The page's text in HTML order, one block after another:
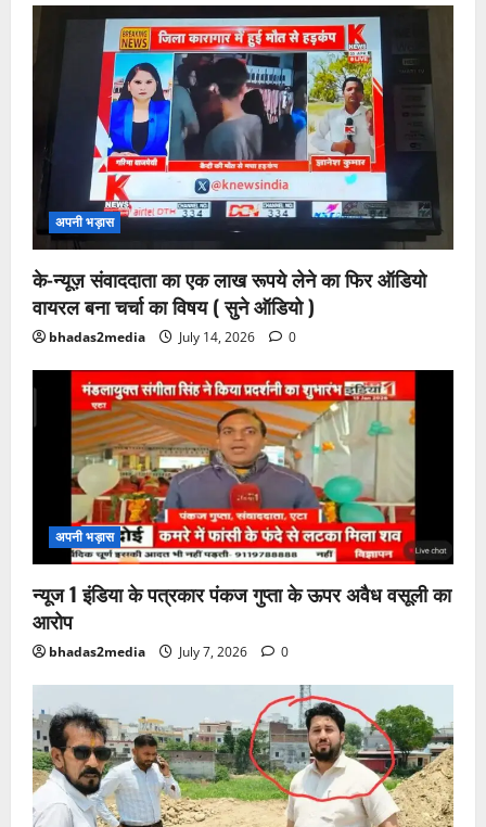
अपनी भड़ास
के-न्यूज़ संवाददाता का एक लाख रूपये लेने का फिर ऑडियो
वायरल बना चर्चा का विषय ( सुने ऑडियो )
bhadas2media July 14, 2026 0
अपनी भड़ास
न्यूज 1 इंडिया के पत्रकार पंकज गुप्ता के ऊपर अवैध वसूली का
आरोप
bhadas2media July 7, 2026 0